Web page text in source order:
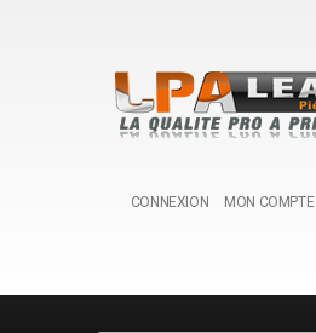
CONNEXION MON COMPTE